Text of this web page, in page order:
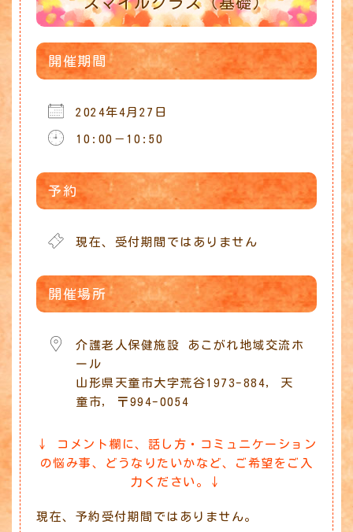
開催期間
2024年4月27日
10:00－10:50
Download ICSGoogle Calendar
iCalendarOffice 365Outlook Live
予約
現在、受付期間ではありません
開催場所
介護老人保健施設 あこがれ地域交流ホ
ール
山形県天童市大字荒谷1973-884, 天
童市, 〒994-0054
↓ コメント欄に、話し方・コミュニケーション
の悩み事、どうなりたいかなど、ご希望をご入
力ください。↓
現在、予約受付期間ではありません。